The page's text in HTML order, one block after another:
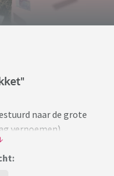
naar de grote
vernoemen).
een week verwerkt
ik zag dat het